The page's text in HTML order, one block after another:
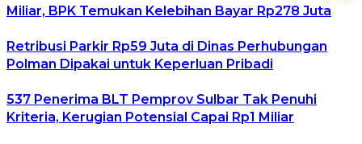
Miliar, BPK Temukan Kelebihan Bayar Rp278 Juta
Retribusi Parkir Rp59 Juta di Dinas Perhubungan
Polman Dipakai untuk Keperluan Pribadi
537 Penerima BLT Pemprov Sulbar Tak Penuhi
Kriteria, Kerugian Potensial Capai Rp1 Miliar